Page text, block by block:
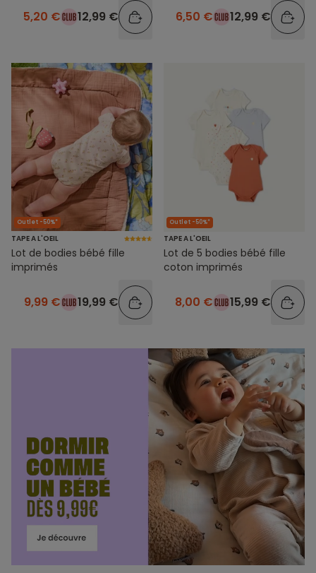
5,20 € 12,99 € 6,50 € 12,99 €
Outlet -50%*
TAPE A L'OEIL
Lot de bodies bébé fille
imprimés
9,99 € 19,99 €
Outlet -50%*
TAPE A L'OEIL
Lot de 5 bodies bébé fille
coton imprimés
8,00 € 15,99 €